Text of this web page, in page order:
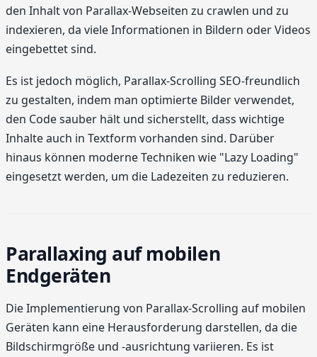
den Inhalt von Parallax-Webseiten zu crawlen und zu
indexieren, da viele Informationen in Bildern oder Videos
eingebettet sind.
Es ist jedoch möglich, Parallax-Scrolling SEO-freundlich
zu gestalten, indem man optimierte Bilder verwendet,
den Code sauber hält und sicherstellt, dass wichtige
Inhalte auch in Textform vorhanden sind. Darüber
hinaus können moderne Techniken wie "Lazy Loading"
eingesetzt werden, um die Ladezeiten zu reduzieren.
Parallaxing auf mobilen
Endgeräten
Die Implementierung von Parallax-Scrolling auf mobilen
Geräten kann eine Herausforderung darstellen, da die
Bildschirmgröße und -ausrichtung variieren. Es ist